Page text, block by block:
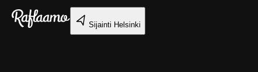
Siirry pääsisältöön
Sijainti Helsinki